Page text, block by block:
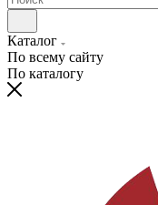
Каталог
По всему сайту
По каталогу